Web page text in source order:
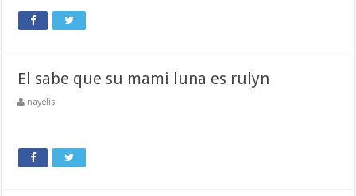
El sabe que su mami luna es rulyn
nayelis